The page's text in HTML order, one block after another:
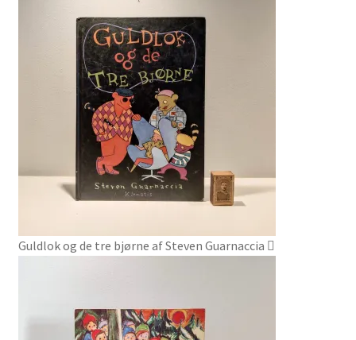
Guldlok og de tre bjørne af Steven Guarnaccia